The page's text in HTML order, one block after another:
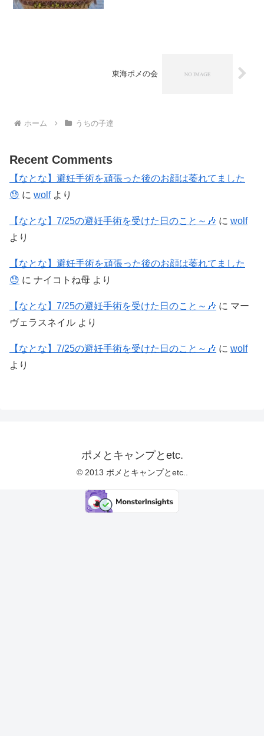
東海ポメの会
ホーム うちの子達
Recent Comments
【なとな】避妊手術を頑張った後のお顔は萎れてました
😓 に wolfより
【なとな】7/25の避妊手術を受けた日のこと～🎶 に wolf
より
【なとな】避妊手術を頑張った後のお顔は萎れてました
😓 に ナイコトね母 より
【なとな】7/25の避妊手術を受けた日のこと～🎶 に マー
ヴェラスネイル より
【なとな】7/25の避妊手術を受けた日のこと～🎶 に wolf
より
ポメとキャンプとetc.
© 2013 ポメとキャンプとetc..